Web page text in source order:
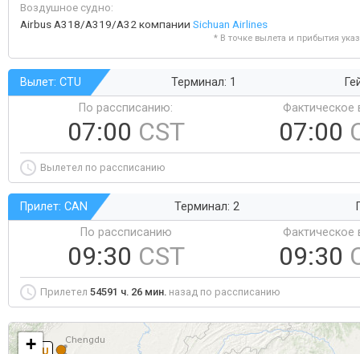
Воздушное судно:
Airbus A318/A319/A32 компании Sichuan Airlines
* В точке вылета и прибытия
Вылет: CTU Терминал: 1
По рассписанию:
07:00 CST
Фактическое
07:00
Вылетел по рассписанию
Прилет: CAN Терминал: 2
По рассписанию
09:30 CST
Фактическое
09:30
Прилетел 54591 ч. 26 мин. назад по рассписанию
CTU
+